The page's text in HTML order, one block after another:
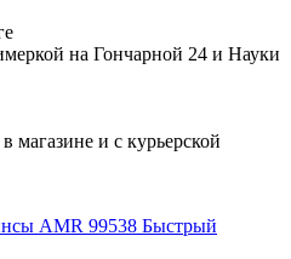
на Гончарной 24 и Науки
магазине и с курьерской
Быстрый